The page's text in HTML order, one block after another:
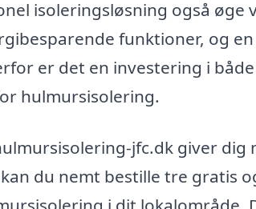
isoleringsløsning også
funktioner, og
er det en investering i
hulmursisolering.
jfc.dk giver
du nemt bestille tre gratis